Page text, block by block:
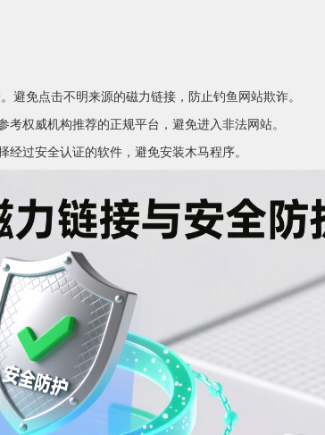
免点击不明来源的磁力链接，防止钓鱼网站欺诈。
权威机构推荐的正规平台，避免进入非法网站。
过安全认证的软件，避免安装木马程序。